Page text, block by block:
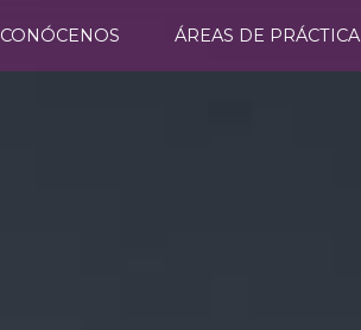
CONÓCENOS ÁREAS DE PRÁCTICA